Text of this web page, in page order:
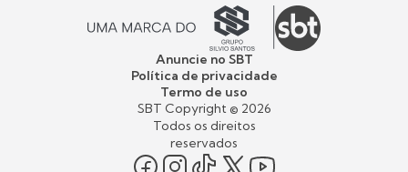
Anuncie no SBT
Política de privacidade
Termo de uso
SBT Copyright © 2026
Todos os direitos
reservados